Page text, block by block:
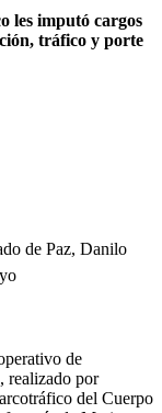
les imputó cargos
tráfico y porte
de Paz, Danilo
de
realizado por
del Cuerpo